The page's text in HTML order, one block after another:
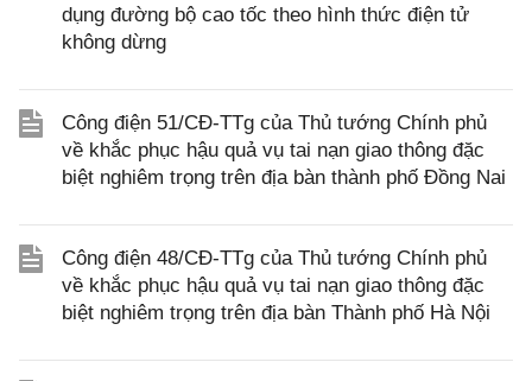
dụng đường bộ cao tốc theo hình thức điện tử
không dừng
Công điện 51/CĐ-TTg của Thủ tướng Chính phủ
về khắc phục hậu quả vụ tai nạn giao thông đặc
biệt nghiêm trọng trên địa bàn thành phố Đồng Nai
Công điện 48/CĐ-TTg của Thủ tướng Chính phủ
về khắc phục hậu quả vụ tai nạn giao thông đặc
biệt nghiêm trọng trên địa bàn Thành phố Hà Nội